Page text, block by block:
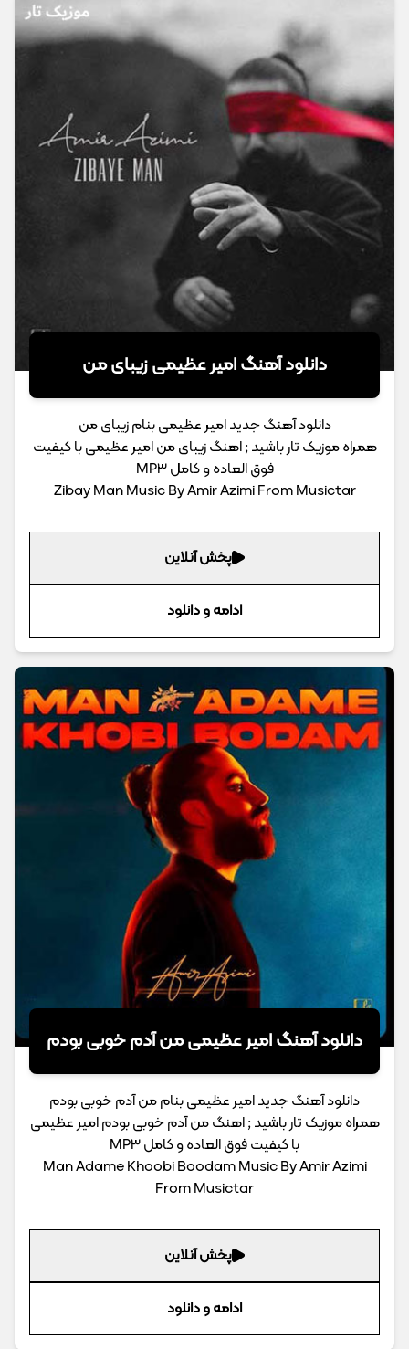
دانلود آهنگ امیر عظیمی زیبای من
دانلود آهنگ جدید امیر عظیمی بنام زیبای من
همراه موزیک تار باشید ; اهنگ زیبای من امیر عظیمی با کیفیت
فوق العاده و کامل MP3
Zibay Man Music By Amir Azimi From Musictar
پخش آنلاین
ادامه و دانلود
دانلود آهنگ امیر عظیمی من آدم خوبی بودم
دانلود آهنگ جدید امیر عظیمی بنام من آدم خوبی بودم
همراه موزیک تار باشید ; اهنگ من آدم خوبی بودم امیر عظیمی
با کیفیت فوق العاده و کامل MP3
Man Adame Khoobi Boodam Music By Amir Azimi
From Musictar
پخش آنلاین
ادامه و دانلود